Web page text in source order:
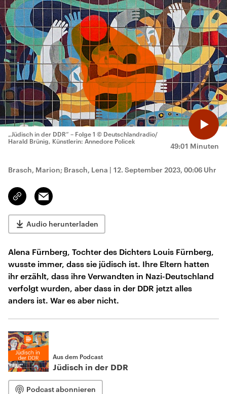
49:01 Minuten
„Jüdisch in der DDR“ – Folge 1 © Deutschlandradio/
Harald Brünig, Künstlerin: Annedore Policek
Brasch, Marion; Brasch, Lena | 12. September 2023, 00:06 Uhr
Link
kopieren/teilen
Email
Audio herunterladen
Alena Fürnberg, Tochter des Dichters Louis Fürnberg,
wusste immer, dass sie jüdisch ist. Ihre Eltern hatten
ihr erzählt, dass ihre Verwandten in Nazi-Deutschland
verfolgt wurden, aber dass in der DDR jetzt alles
anders ist. War es aber nicht.
Aus dem Podcast
Jüdisch in der DDR
Podcast abonnieren